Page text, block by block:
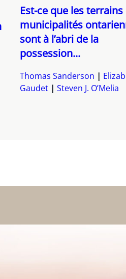
Est-ce que les terrains
municipalités
sont à l’abri de la
possession...
Thomas Sanderson
Gaudet
Steven J. O’Melia